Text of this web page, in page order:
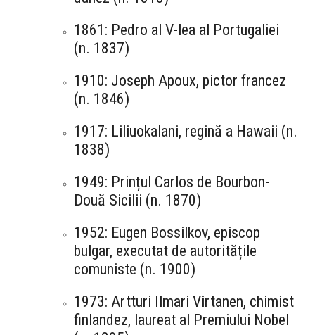
1861: Pedro al V-lea al Portugaliei
(n. 1837)
1910: Joseph Apoux, pictor francez
(n. 1846)
1917: Liliuokalani, regină a Hawaii (n.
1838)
1949: Prințul Carlos de Bourbon-
Două Sicilii (n. 1870)
1952: Eugen Bossilkov, episcop
bulgar, executat de autoritățile
comuniste (n. 1900)
1973: Artturi Ilmari Virtanen, chimist
finlandez, laureat al Premiului Nobel